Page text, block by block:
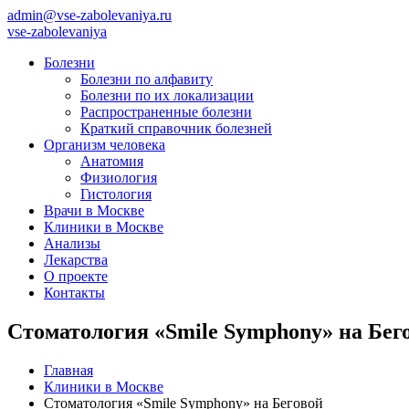
admin@vse-zabolevaniya.ru
vse-zabolevaniya
Болезни
Болезни по алфавиту
Болезни по их локализации
Распространенные болезни
Краткий справочник болезней
Организм человека
Анатомия
Физиология
Гистология
Врачи в Москве
Клиники в Москве
Анализы
Лекарства
О проекте
Контакты
Стоматология «Smile Symphony» на
Главная
Клиники в Москве
Стоматология «Smile Symphony» на Беговой